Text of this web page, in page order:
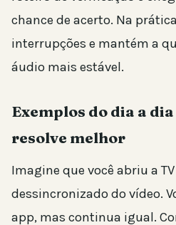
chance de acerto. Na
interrupções e mantém a
áudio mais estável.
Exemplos do dia a
resolve melhor
Imagine que você abriu a
dessincronizado do vídeo.
app, mas continua igual.